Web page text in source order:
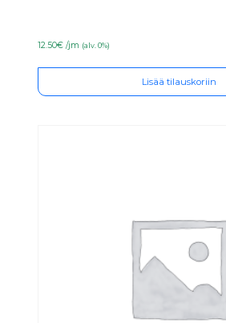
12.50€ /jm (alv. 0%)
Lisää tilauskoriin